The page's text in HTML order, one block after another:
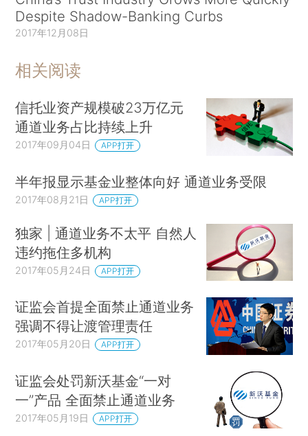
Despite Shadow-Banking Curbs
2017年12月08日
相关阅读
信托业资产规模破23万亿元
通道业务占比持续上升
2017年09月04日 APP打开
半年报显示基金业整体向好 通道业务受限
2017年08月21日 APP打开
独家 | 通道业务不太平 自然人
违约拖住多机构
2017年05月24日 APP打开
证监会首提全面禁止通道业务
强调不得让渡管理责任
2017年05月20日 APP打开
证监会处罚新沃基金“一对
一”产品 全面禁止通道业务
2017年05月19日 APP打开